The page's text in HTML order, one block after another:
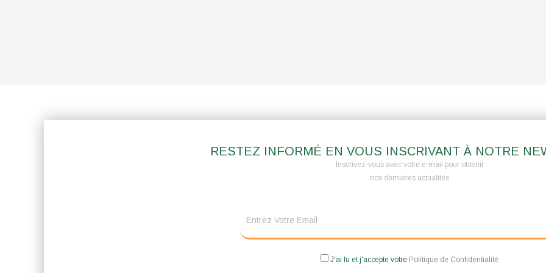
RESTEZ INFORMÉ EN VOUS INSCRIVANT À NOTRE
Inscrivez-vous avec votre e-mail pour obtenir
nos dernières actualités
J'ai lu et j'accepte votre Politique de Confidentialité